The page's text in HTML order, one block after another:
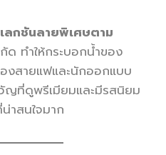
ลกชันลายพิเศษตาม
ด ทำให้กระบอกน้ำของ
งสายแฟและนักออกแบบ
ที่ดูพรีเมียมและมีรสนิยม
าสนใจมาก